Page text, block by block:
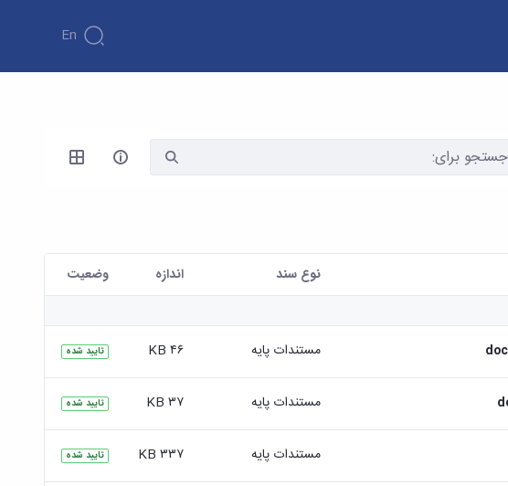
En
نوع سند اندازه وضعیت
مستندات پایه ۴۶ KB تایید شده
مستندات پایه ۳۷ KB تایید شده
مستندات پایه ۳۳۷ KB تایید شده